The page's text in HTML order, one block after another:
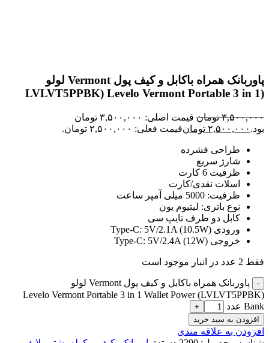
پاوربانک همراه باکابل و کیف پول Vermont لولو
(LVLVT5PPBK) Levelo Vermont Portable 3 in 1
۳,۵۰۰,۰۰۰ تومان
قیمت اصلی: ۳,۵۰۰,۰۰۰ تومان
بود. ۲,۵۰۰,۰۰۰ تومانقیمت فعلی: ۲,۵۰۰,۰۰۰ تومان.
طراحی فشرده
شارژ سریع
ظرفیت 6 کارت
اسلات نقدی/کارت
ظرفیت: 5000 میلی آمپر ساعت
نوع باتری: لیتیوم یون
کابل دو طرف تایپ سی
ورودی Type-C: 5V/2.1A (10.5W)
خروجی Type-C: 5V/2.4A (12W)
فقط 2 عدد در انبار موجود است
پاوربانک همراه باکابل و کیف پول Vermont لولو
(LVLVT5PPBK) Levelo Vermont Portable 3 in 1 Wallet Power
Bank عدد
افزودن به سبد خرید
افزودن به علاقه مندی